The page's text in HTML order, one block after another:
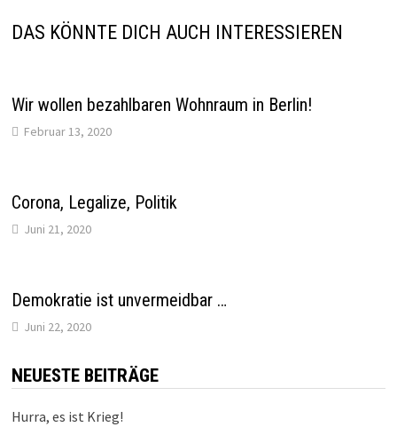
DAS KÖNNTE DICH AUCH INTERESSIEREN
Wir wollen bezahlbaren Wohnraum in Berlin!
Februar 13, 2020
Corona, Legalize, Politik
Juni 21, 2020
Demokratie ist unvermeidbar …
Juni 22, 2020
NEUESTE BEITRÄGE
Hurra, es ist Krieg!